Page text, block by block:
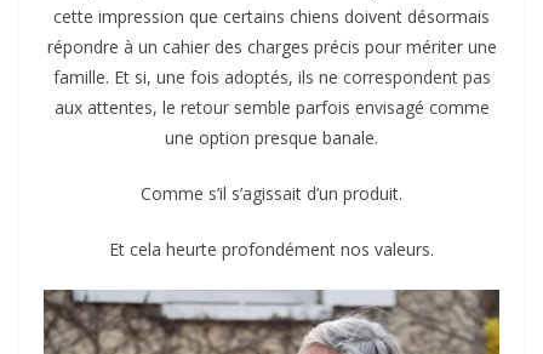
cette impression que certains chiens doivent désormais
répondre à un cahier des charges précis pour mériter une
famille. Et si, une fois adoptés, ils ne correspondent pas
aux attentes, le retour semble parfois envisagé comme
une option presque banale.
Comme s’il s’agissait d’un produit.
Et cela heurte profondément nos valeurs.